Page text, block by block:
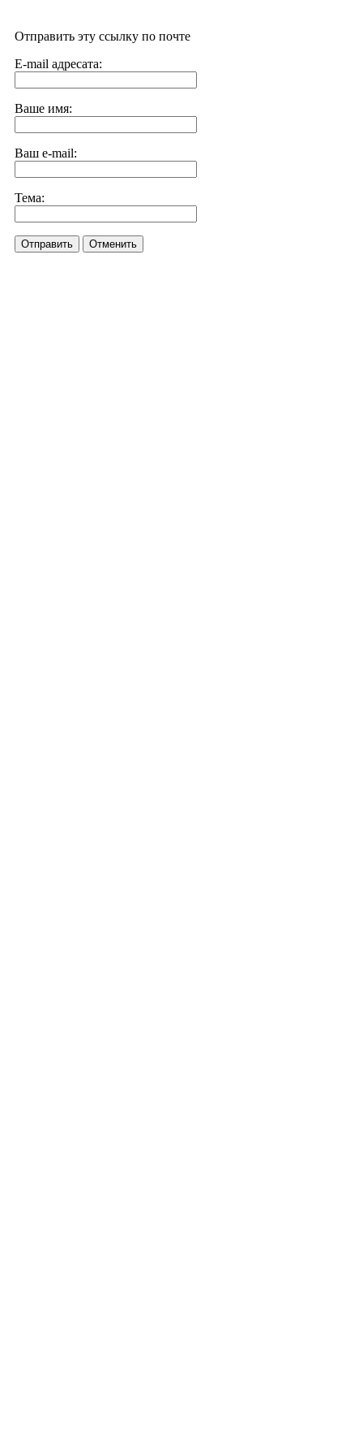
Отправить эту ссылку по почте
E-mail адресата:
Ваше имя:
Ваш e-mail:
Тема:
Отправить Отменить